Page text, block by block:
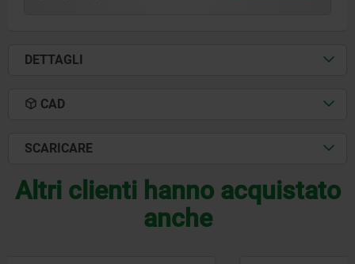
DETTAGLI
CAD
SCARICARE
Altri clienti hanno acquistato
anche